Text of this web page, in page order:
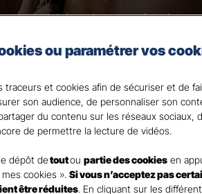
activité et de votre situation.
prévention au cœur de votre
réactivité en cas de sinistre.
ou paramétrer vos
et cookies afin de sécuriser et de
son audience, de personnaliser son
du contenu sur les réseaux sociaux,
de permettre la lecture de vidéos.
dépôt detoutou partie des cookies en
cookies ». Si vous n’acceptez pas
être réduites. En cliquant sur les